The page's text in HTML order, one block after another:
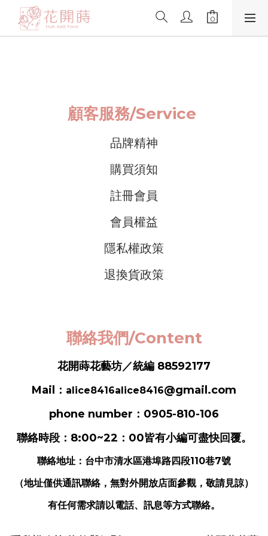
顧客服務/Service
品牌精神
購買須知
註冊會員
會員權益
隱私權政策
退換貨政策
聯絡我們/Content
花開蒔花藝坊／統編 88592177
Mail： alice8416alice8416@gmail.com
phone number：0905-810-106
聯絡時段：8:00~22：00皆有小編可盡快回覆。
聯絡地址： 台中市清水區港埠路四段110巷7號
（地址僅供通訊聯絡，無對外開放店面參觀，敬請見諒）
有任何需求請以電話、訊息等方式聯絡。